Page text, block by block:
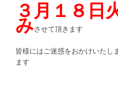
３月１８日
みさせて頂きます
皆様にはご迷惑をおかけいたし
ます